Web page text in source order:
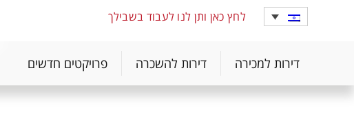
לחץ כאן ותן לנו לעבוד בשבילך
דירות למכירה דירות להשכרה פרויקטים חדשים